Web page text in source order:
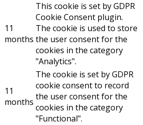
11
months
This cookie is set by GDPR
Cookie Consent plugin.
The cookie is used to store
the user consent for the
cookies in the category
"Analytics".
11
months
The cookie is set by GDPR
cookie consent to record
the user consent for the
cookies in the category
"Functional".